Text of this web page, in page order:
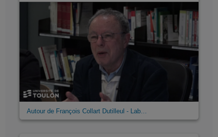
Autour de François Collart Dutilleul - Lab…